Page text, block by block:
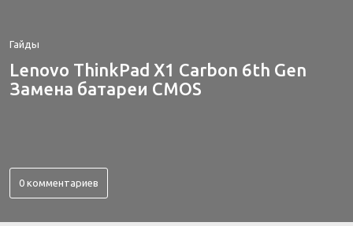
Гайды
Lenovo ThinkPad X1 Carbon 6th Gen
Замена батареи CMOS
0 комментариев